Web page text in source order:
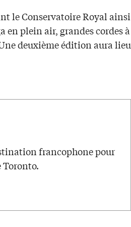
le Conservatoire Royal ainsi
en plein air, grandes cordes à
deuxième édition aura lieu
francophone pour